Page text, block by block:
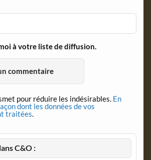
à votre liste de diffusion.
pour réduire les indésirables. En
dont les données de vos
traitées.
C&O :